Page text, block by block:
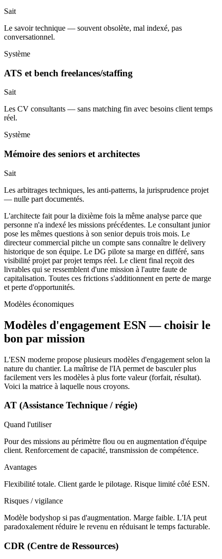
Sait
Le savoir technique — souvent obsolète, mal indexé, pas
conversationnel.
Système
ATS et bench freelances/staffing
Sait
Les CV consultants — sans matching fin avec besoins client temps
réel.
Système
Mémoire des seniors et architectes
Sait
Les arbitrages techniques, les anti-patterns, la jurisprudence projet
— nulle part documentés.
L'architecte fait pour la dixième fois la même analyse parce que
personne n'a indexé les missions précédentes. Le consultant junior
pose les mêmes questions à son senior depuis trois mois. Le
directeur commercial pitche un compte sans connaître le delivery
historique de son équipe. Le DG pilote sa marge en différé, sans
visibilité projet par projet temps réel. Le client final reçoit des
livrables qui se ressemblent d'une mission à l'autre faute de
capitalisation. Toutes ces frictions s'additionnent en perte de marge
et perte d'opportunités.
Modèles économiques
Modèles d'engagement ESN — choisir le
bon par mission
L'ESN moderne propose plusieurs modèles d'engagement selon la
nature du chantier. La maîtrise de l'IA permet de basculer plus
facilement vers les modèles à plus forte valeur (forfait, résultat).
Voici la matrice à laquelle nous croyons.
AT (Assistance Technique / régie)
Quand l'utiliser
Pour des missions au périmètre flou ou en augmentation d'équipe
client. Renforcement de capacité, transmission de compétence.
Avantages
Flexibilité totale. Client garde le pilotage. Risque limité côté ESN.
Risques / vigilance
Modèle bodyshop si pas d'augmentation. Marge faible. L'IA peut
paradoxalement réduire le revenu en réduisant le temps facturable.
CDR (Centre de Ressources)